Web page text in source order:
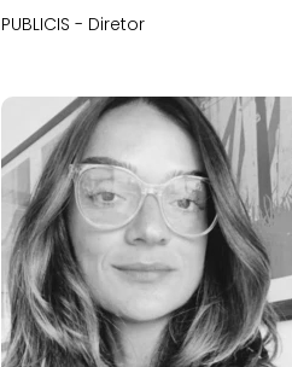
PUBLICIS - Diretor